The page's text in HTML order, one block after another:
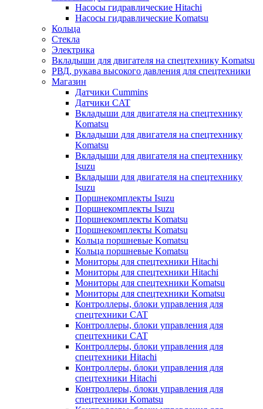
Насосы гидравлические Hitachi
Насосы гидравлические Komatsu
Кольца
Стекла
Электрика
Вкладыши для двигателя на спецтехнику Komatsu
РВД, рукава высокого давления для спецтехники
Магазин
Датчики Cummins
Датчики CAT
Вкладыши для двигателя на спецтехнику
Komatsu
Вкладыши для двигателя на спецтехнику
Komatsu
Вкладыши для двигателя на спецтехнику
Isuzu
Вкладыши для двигателя на спецтехнику
Isuzu
Поршнекомплекты Isuzu
Поршнекомплекты Isuzu
Поршнекомплекты Komatsu
Поршнекомплекты Komatsu
Кольца поршневые Komatsu
Кольца поршневые Komatsu
Мониторы для спецтехники Hitachi
Мониторы для спецтехники Hitachi
Мониторы для спецтехники Komatsu
Мониторы для спецтехники Komatsu
Контроллеры, блоки управления для
спецтехники CAT
Контроллеры, блоки управления для
спецтехники CAT
Контроллеры, блоки управления для
спецтехники Hitachi
Контроллеры, блоки управления для
спецтехники Hitachi
Контроллеры, блоки управления для
спецтехники Komatsu